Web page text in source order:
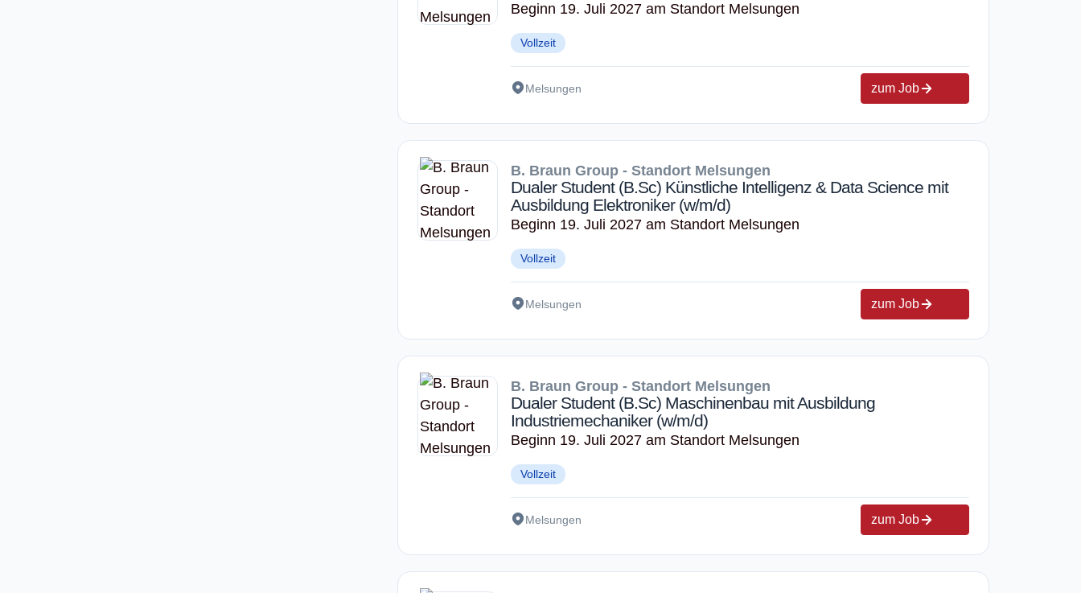
Beginn 19. Juli 2027 am Standort Melsungen
Vollzeit
Melsungen zum Job
B. Braun Group - Standort Melsungen
Dualer Student (B.Sc) Künstliche Intelligenz & Data Science mit
Ausbildung Elektroniker (w/m/d)
Beginn 19. Juli 2027 am Standort Melsungen
Vollzeit
Melsungen zum Job
B. Braun Group - Standort Melsungen
Dualer Student (B.Sc) Maschinenbau mit Ausbildung
Industriemechaniker (w/m/d)
Beginn 19. Juli 2027 am Standort Melsungen
Vollzeit
Melsungen zum Job